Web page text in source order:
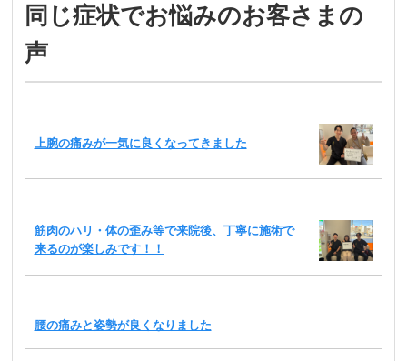
同じ症状でお悩みのお客さまの
声
上腕の痛みが一気に良くなってきました
筋肉のハリ・体の歪み等で来院後、丁寧に施術で
来るのが楽しみです！！
腰の痛みと姿勢が良くなりました